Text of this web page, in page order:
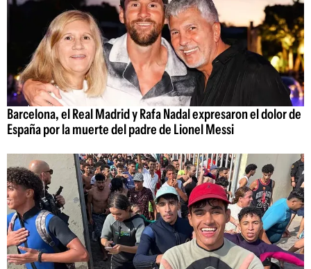
Barcelona, el Real Madrid y Rafa Nadal expresaron el dolor de
España por la muerte del padre de Lionel Messi